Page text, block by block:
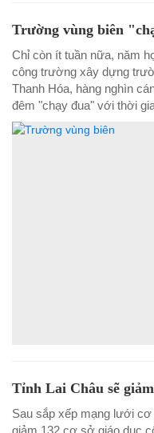
Trường vùng biên
Chỉ còn ít tuần nữa, năm
công trường xây dựng
Thanh Hóa, hàng nghìn
đêm "chạy đua" với thời
Tỉnh Lai Châu sẽ
Sau sắp xếp mạng lưới
giảm 132 cơ sở giáo dục